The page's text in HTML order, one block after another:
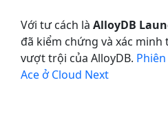
Với tư cách là AlloyDB
đã kiểm chứng và xác
vượt trội của AlloyDB.
Ace ở Cloud Next